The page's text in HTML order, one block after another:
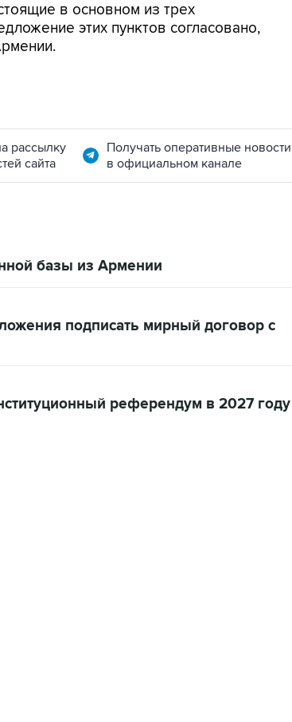
в основном из трех
этих пунктов согласовано,
рассылку
сайта
Получать оперативные новости
в официальном канале
базы из Армении
подписать мирный договор с
референдум в 2027 году